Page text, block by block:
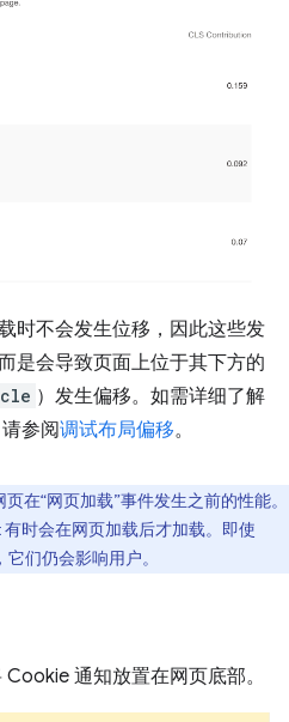
时不会发生位移，因此这些发
是会导致页面上位于其下方的
）发生偏移。如需详细了解
参阅调试布局偏移。
在“网页加载”事件发生之前的性能。
时会在网页加载后才加载。即使
们仍会影响用户。
通知放置在网页底部。